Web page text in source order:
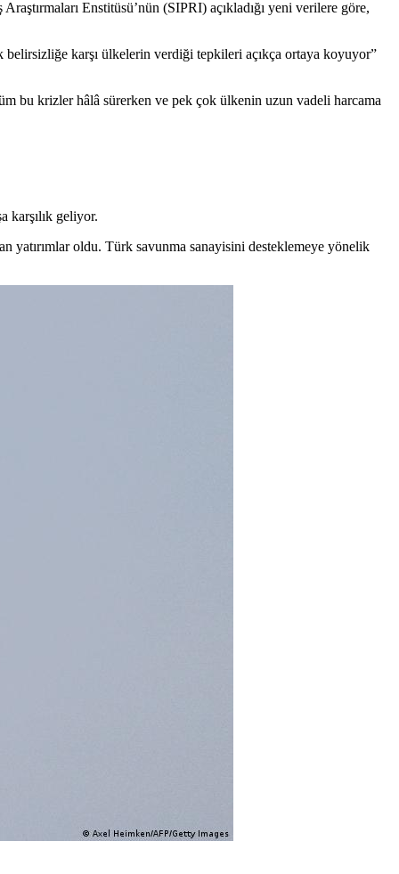
Enstitüsü’nün (SIPRI) açıkladığı yeni verilere göre,
karşı ülkelerin verdiği tepkileri açıkça ortaya koyuyor”
bu krizler hâlâ sürerken ve pek çok ülkenin uzun vadeli harcama
karşılık geliyor.
yatırımlar oldu. Türk savunma sanayisini desteklemeye yönelik